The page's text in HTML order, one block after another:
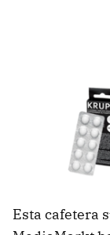
Esta cafetera